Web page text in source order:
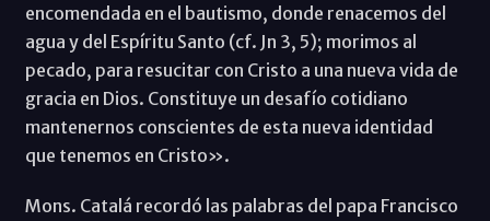
encomendada en el bautismo, donde renacemos del
agua y del Espíritu Santo (cf. Jn 3, 5); morimos al
pecado, para resucitar con Cristo a una nueva vida de
gracia en Dios. Constituye un desafío cotidiano
mantenernos conscientes de esta nueva identidad
que tenemos en Cristo».
Mons. Catalá recordó las palabras del papa Francisco